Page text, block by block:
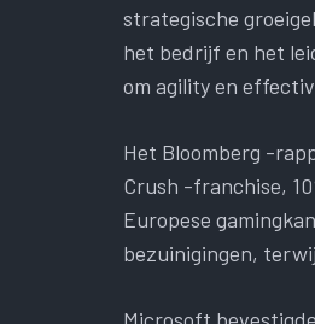
strategische
het bedrijf en het
om agility en
Het Bloomberg -
Crush -franchise,
Europese
bezuinigingen,